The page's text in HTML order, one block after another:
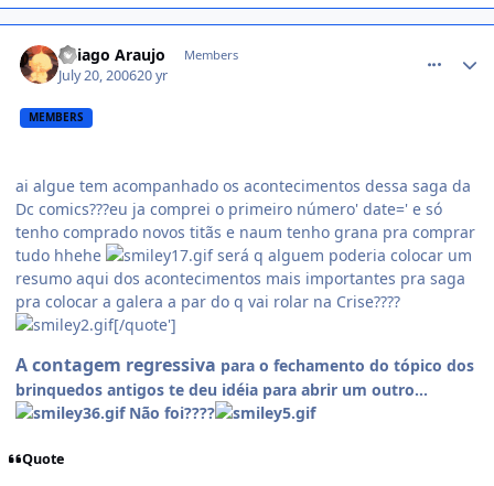
Thiago Araujo Members
July 20, 200620 yr
MEMBERS
ai algue tem acompanhado os acontecimentos dessa saga da
Dc comics???eu ja comprei o primeiro número' date=' e só
tenho comprado novos titãs e naum tenho grana pra comprar
tudo hhehe
será q alguem poderia colocar um
resumo aqui dos acontecimentos mais importantes pra saga
pra colocar a galera a par do q vai rolar na Crise????
[/quote']
A contagem regressiva para o fechamento do tópico dos
brinquedos antigos te deu idéia para abrir um outro...
Não foi????
Quote